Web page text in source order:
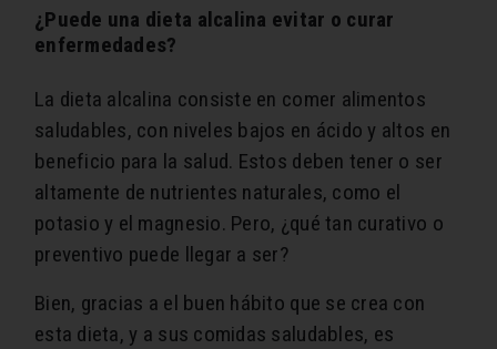
¿Puede una dieta alcalina evitar o curar
enfermedades?
La dieta alcalina consiste en comer alimentos
saludables, con niveles bajos en ácido y altos en
beneficio para la salud. Estos deben tener o ser
altamente de nutrientes naturales, como el
potasio y el magnesio. Pero, ¿qué tan curativo o
preventivo puede llegar a ser?
Bien, gracias a el buen hábito que se crea con
esta dieta, y a sus comidas saludables, es